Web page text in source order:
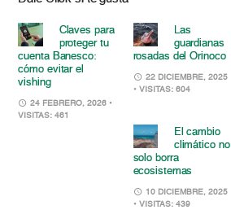
Claves para
proteger tu
cuenta Banesco:
cómo evitar el
vishing
24 FEBRERO, 2026 •
VISITAS: 461
Las
guardianas
rosadas del Orinoco
22 DICIEMBRE, 2025
• VISITAS: 604
El cambio
climático no
solo borra
ecosistemas
10 DICIEMBRE, 2025
• VISITAS: 439